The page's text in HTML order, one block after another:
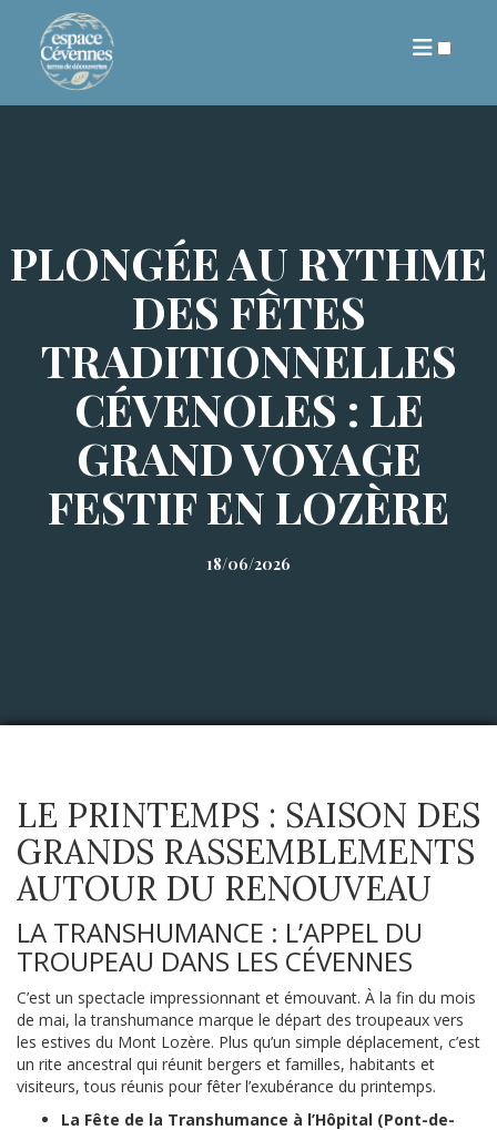
PLONGÉE AU RYTHME
DES FÊTES
TRADITIONNELLES
CÉVENOLES : LE
GRAND VOYAGE
FESTIF EN LOZÈRE
18/06/2026
LE PRINTEMPS : SAISON DES
GRANDS RASSEMBLEMENTS
AUTOUR DU RENOUVEAU
LA TRANSHUMANCE : L’APPEL DU
TROUPEAU DANS LES CÉVENNES
C’est un spectacle impressionnant et émouvant. À la fin du mois
de mai, la transhumance marque le départ des troupeaux vers
les estives du Mont Lozère. Plus qu’un simple déplacement, c’est
un rite ancestral qui réunit bergers et familles, habitants et
visiteurs, tous réunis pour fêter l’exubérance du printemps.
La Fête de la Transhumance à l’Hôpital (Pont-de-